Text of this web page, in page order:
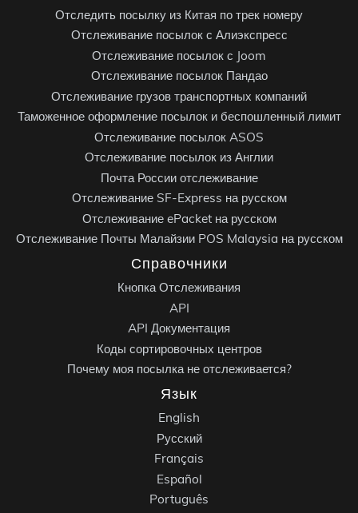
Отследить посылку из Китая по трек номеру
Отслеживание посылок с Алиэкспресс
Отслеживание посылок с Joom
Отслеживание посылок Пандао
Отслеживание грузов транспортных компаний
Таможенное оформление посылок и беспошленный лимит
Отслеживание посылок ASOS
Отслеживание посылок из Англии
Почта России отслеживание
Отслеживание SF-Express на русском
Отслеживание ePacket на русском
Отслеживание Почты Малайзии POS Malaysia на русском
Справочники
Кнопка Отслеживания
API
API Документация
Коды сортировочных центров
Почему моя посылка не отслеживается?
Язык
English
Русский
Français
Español
Português